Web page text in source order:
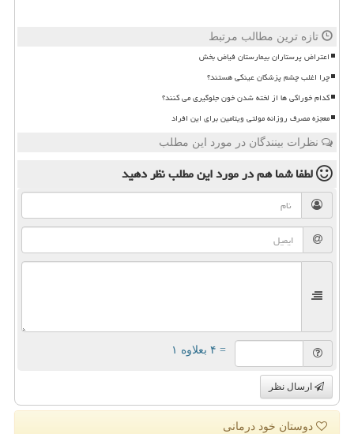
تازه ترین مطالب مرتبط
اعتراض پرستاران بیمارستان فیاض بخش
چرا اغلب چشم پزشکان عینکی هستند؟
کدام خوراکی ها از لخته شدن خون جلوگیری می کنند؟
معجزه مصرف روزانه مولتی ویتامین برای این افراد
نظرات بینندگان در مورد این مطلب
لطفا شما همدر مورد این مطلبنظر دهید
= ۴ بعلاوه ۱
ارسال نظر
دوستان خود درمانی